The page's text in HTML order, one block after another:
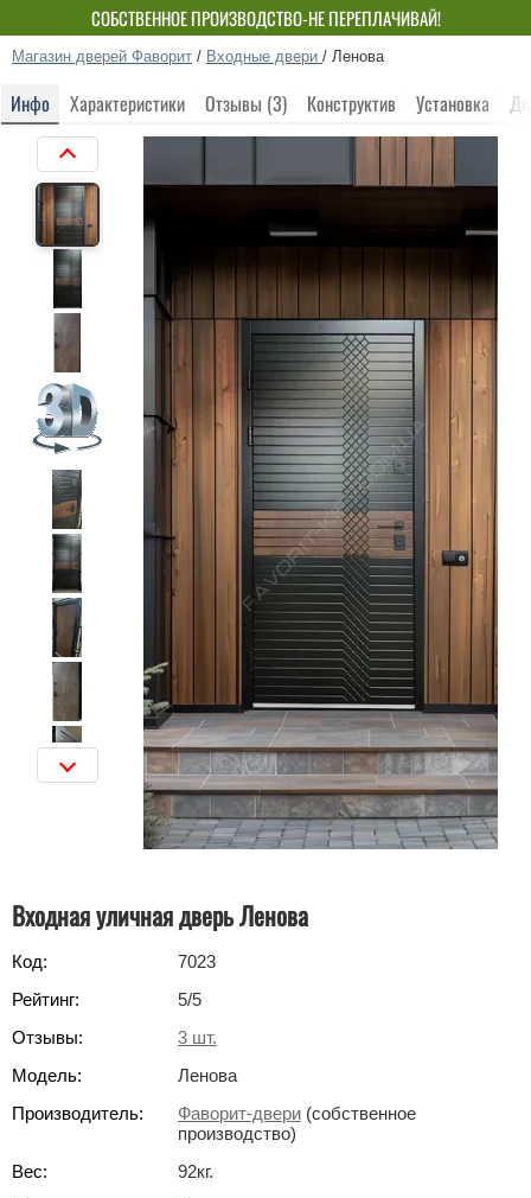
СОБСТВЕННОЕ ПРОИЗВОДСТВО-НЕ ПЕРЕПЛАЧИВАЙ!
Магазин дверей Фаворит / Входные двери / Ленова
Инфо Характеристики Отзывы (3) Конструктив Установка
Входная уличная дверь Ленова
Код:
7023
Рейтинг:
5/5
Отзывы:
3 шт.
Модель:
Ленова
Производитель:
Фаворит-двери (собственное
производство)
Вес:
92кг.